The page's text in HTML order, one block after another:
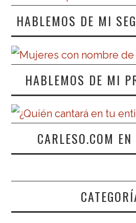
HABLEMOS DE MI
HABLEMOS DE MI
CARLESO.COM EN